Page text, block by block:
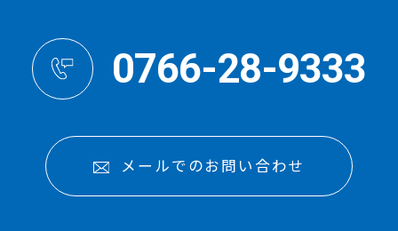
0766-28-9333
メールでのお問い合わせ